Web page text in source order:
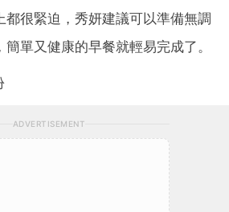
都很緊迫，秀妍建議可以準備無調
單又健康的早餐就輕易完成了。
ADVERTISEMENT